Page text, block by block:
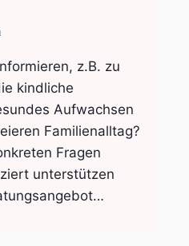
z.B. zu
kindliche
Aufwachsen
Familienalltag?
Fragen
unterstützen